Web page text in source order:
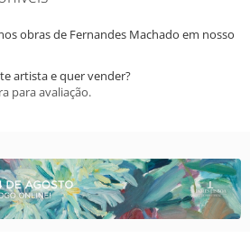
obras de Fernandes Machado em nosso
artista e quer vender?
para avaliação.